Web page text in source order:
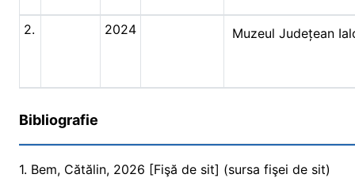
2. 2024 Muzeul Județean
Bibliografie
1. Bem, Cătălin, 2026 [Fişă de sit] (sursa fişei de sit)